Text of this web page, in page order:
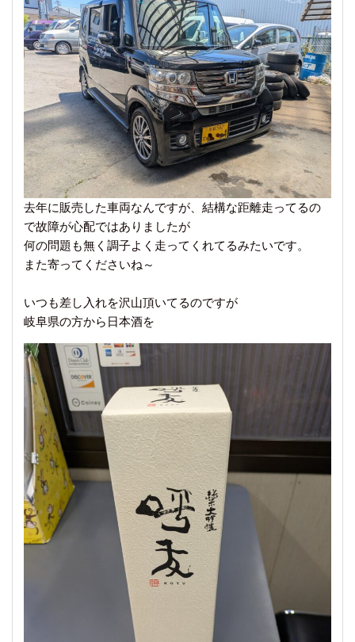
去年に販売した車両なんですが、結構な距離走ってるの
で故障が心配ではありましたが
何の問題も無く調子よく走ってくれてるみたいです。
また寄ってくださいね～
いつも差し入れを沢山頂いてるのですが
岐阜県の方から日本酒を